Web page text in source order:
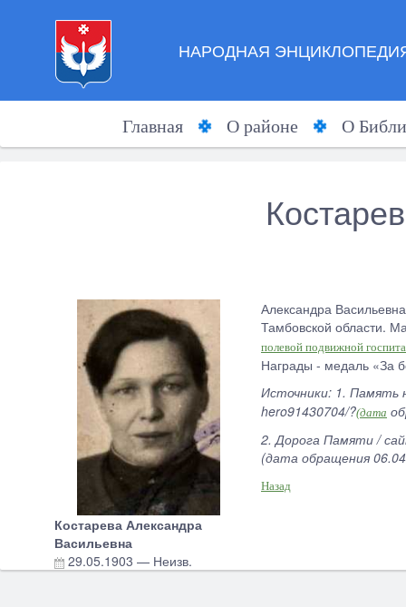
НАРОДНАЯ
Главная О районе О
Костарева Александра
Васильевна
29.05.1903 — Неизв.
Александра
Тамбовской области.
полевой подвижной
Награды - медаль «За
Источники: 1. Память
hero91430704/?(дата
2. Дорога Памяти /
(дата обращения
Назад